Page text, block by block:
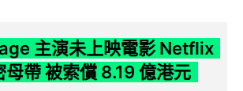
主演未上映電影 Netflix
母帶 被索償 8.19 億港元